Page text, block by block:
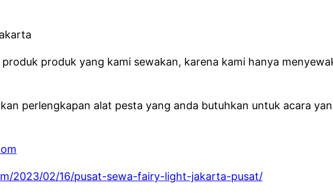
produk yang kami sewakan, karena kami hanya
perlengkapan alat pesta yang anda butuhkan untuk acara
2023/02/16/pusat-sewa-fairy-light-jakarta-pusat/